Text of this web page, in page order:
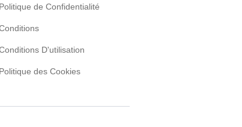
Politique de Confidentialité
D'utilisation
Politique des Cookies